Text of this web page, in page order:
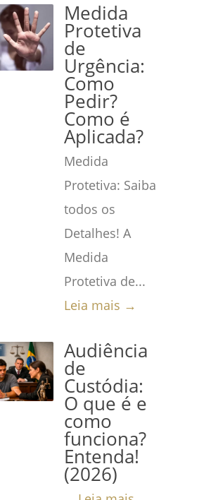
Medida
Protetiva
de
Urgência:
Como
Pedir?
Como é
Aplicada?
Medida
Protetiva: Saiba
todos os
Detalhes! A
Medida
Protetiva de...
Leia mais →
Audiência
de
Custódia:
O que é e
como
funciona?
Entenda!
(2026)